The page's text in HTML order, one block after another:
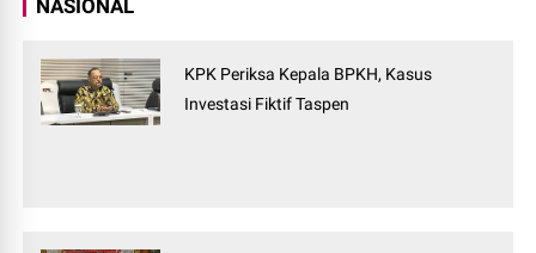
NASIONAL
KPK Periksa Kepala BPKH, Kasus
Investasi Fiktif Taspen